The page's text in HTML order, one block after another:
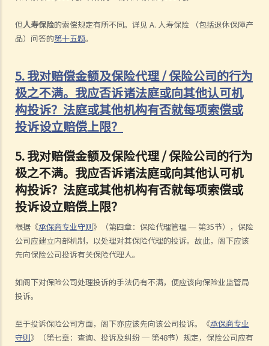
但人寿保险的索偿规定有所不同。详见 A. 人寿保险 （包括退休保障产
品）问答的第十五题。
5. 我对赔偿金额及保险代理 / 保险公司的行为
极之不满。我应否诉诸法庭或向其他认可机
构投诉？法庭或其他机构有否就每项索偿或
投诉设立赔偿上限？
5.我对赔偿金额及保险代理/保险公司的行为
极之不满。我应否诉诸法庭或向其他认可机
构投诉？法庭或其他机构有否就每项索偿或
投诉设立赔偿上限？
根据《承保商专业守则》（第四章：保险代理管理─ 第35节），保险
公司应建立内部机制，以处理对其保险代理的投诉。故此，阁下应该
先向保险公司投诉有关保险代理人。
如阁下对保险公司处理投诉的手法仍有不满，便应该向保险业监管局
投诉。
至于投诉保险公司方面，阁下亦应该先向该公司投诉。《承保商专业
守则》（第七章：查询、投诉及纠纷─ 第48节）规定，保险公司应有